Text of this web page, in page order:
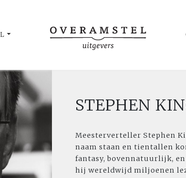
STEPHEN
Meesterverteller Stephen
naam staan en tientallen
fantasy, bovennatuurlijk,
hij wereldwijd miljoenen